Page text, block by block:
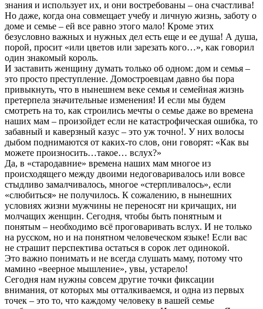
знания и использует их, и они востребованы – она счастлива!
Но даже, когда она совмещает учебу и личную жизнь, заботу о
доме и семье – ей все равно этого мало! Кроме этих
безусловно важных и нужных дел есть еще и ее душа! А душа,
порой, просит «или цветов или зарезать кого…», как говорил
один знакомый король.
И заставить женщину думать только об одном: дом и семья –
это просто преступление. Домостроевцам давно бы пора
привыкнуть, что в нынешнем веке семья и семейная жизнь
претерпела значительные изменения! И если мы будем
смотреть на то, как строились мечты о семье даже во времена
наших мам – произойдет если не катастрофическая ошибка, то
забавный и каверзный казус – это уж точно!. У них волосы
дыбом поднимаются от каких-то слов, они говорят: «Как вы
можете произносить…такое… вслух?»
Да, в «стародавние» времена наших мам многое из
происходящего между двоими недоговаривалось или вовсе
стыдливо замалчивалось, многое «стерпливалось», если
«слюбиться» не получилось. К сожалению, в нынешних
условиях жизни мужчины не переносят ни кричащих, ни
молчащих женщин. Сегодня, чтобы быть понятным и
понятым – необходимо всё проговаривать вслух. И не только
на русском, но и на понятном человеческом языке! Если вас
не страшит перспектива остаться в сорок лет одинокой.
Это важно понимать и не всегда слушать маму, потому что
мамино «веерное мышление», увы, устарело!
Сегодня нам нужны совсем другие точки фиксации
внимания, от которых мы отталкиваемся, и одна из первых
точек – это то, что каждому человеку в вашей семье